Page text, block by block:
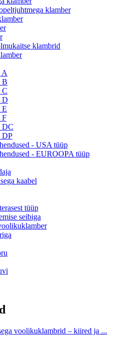
klamber
klambrid
A
B
C
D
E
F
DC
DP
- USA tüüp
- EUROOPA tüüp
kaabel
tüüp
seibiga